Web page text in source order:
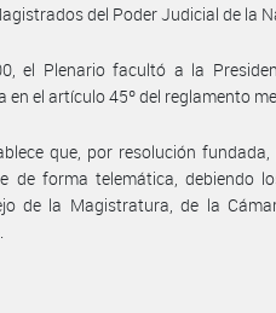
del Poder Judicial de la
el Plenario facultó a la
el artículo 45º del reglamento
que, por resolución
de forma telemática, debiendo
de la Magistratura, de la